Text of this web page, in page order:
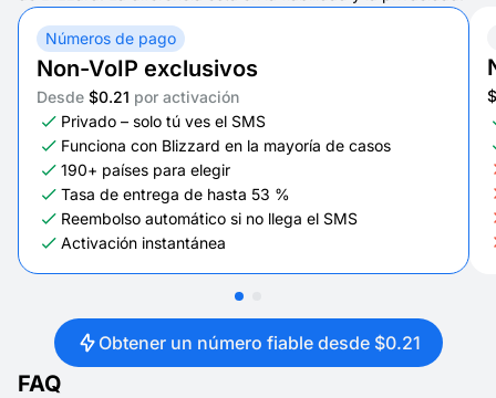
Números de pago
Non-VoIP exclusivos
Desde $0.21 por activación
Privado – solo tú ves el SMS
Funciona con Blizzard en la mayoría de casos
190+ países para elegir
Tasa de entrega de hasta 53 %
Reembolso automático si no llega el SMS
Activación instantánea
Obtener un número fiable desde $0.21
FAQ